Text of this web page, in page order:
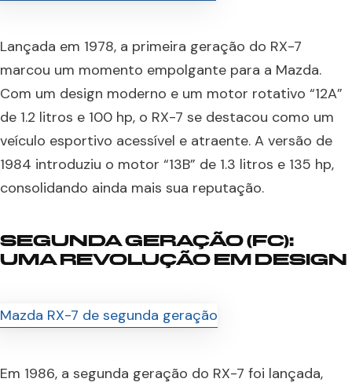
Lançada em 1978, a primeira geração do RX-7
marcou um momento empolgante para a Mazda.
Com um design moderno e um motor rotativo “12A”
de 1.2 litros e 100 hp, o RX-7 se destacou como um
veículo esportivo acessível e atraente. A versão de
1984 introduziu o motor “13B” de 1.3 litros e 135 hp,
consolidando ainda mais sua reputação.
SEGUNDA GERAÇÃO (FC):
UMA REVOLUÇÃO EM DESIGN
Em 1986, a segunda geração do RX-7 foi lançada,